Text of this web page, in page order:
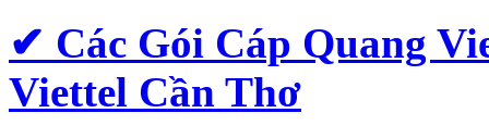
✔‎ Các Gói Cáp Quang
Viettel Cần Thơ